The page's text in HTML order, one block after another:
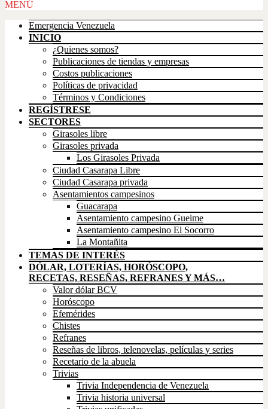
MENÚ
Emergencia Venezuela
INICIO
¿Quienes somos?
Publicaciones de tiendas y empresas
Costos publicaciones
Políticas de privacidad
Términos y Condiciones
REGÍSTRESE
SECTORES
Girasoles libre
Girasoles privada
Los Girasoles Privada
Ciudad Casarapa Libre
Ciudad Casarapa privada
Asentamientos campesinos
Guacarapa
Asentamiento campesino Gueime
Asentamiento campesino El Socorro
La Montañita
TEMAS DE INTERÉS
DÓLAR, LOTERÍAS, HORÓSCOPO,
RECETAS, RESEÑAS, REFRANES Y MÁS…
Valor dólar BCV
Horóscopo
Efemérides
Chistes
Refranes
Reseñas de libros, telenovelas, películas y series
Recetario de la abuela
Trivias
Trivia Independencia de Venezuela
Trivia historia universal